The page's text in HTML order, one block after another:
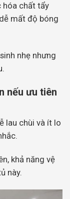
hóa chất tẩy
mất độ bóng
nhẹ nhưng
nếu ưu tiên
lau chùi và ít lo
khả năng vệ
này.